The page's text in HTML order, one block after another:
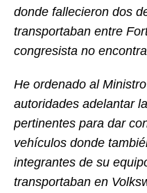
donde fallecieron dos
transportaban entre
congresista no
He ordenado al
autoridades adelantar
pertinentes para dar
vehículos donde
integrantes de su
transportaban en